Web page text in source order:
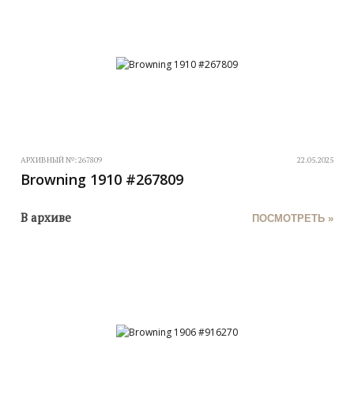
АРХИВНЫЙ №:267809 22.05.2025
Browning 1910 #267809
В архиве ПОСМОТРЕТЬ »